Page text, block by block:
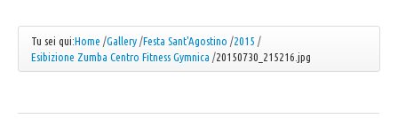
Azione Cattolica
Coro "Canta e Cammina"
Caritas
Tu sei qui:Home /Gallery /Festa Sant'Agostino /2015 /
Esibizione Zumba Centro Fitness Gymnica /20150730_215216.jpg